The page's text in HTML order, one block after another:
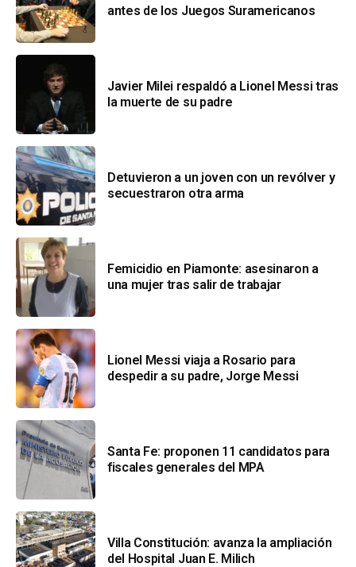
antes de los Juegos Suramericanos
Javier Milei respaldó a Lionel Messi tras
la muerte de su padre
Detuvieron a un joven con un revólver y
secuestraron otra arma
Femicidio en Piamonte: asesinaron a
una mujer tras salir de trabajar
Lionel Messi viaja a Rosario para
despedir a su padre, Jorge Messi
Santa Fe: proponen 11 candidatos para
fiscales generales del MPA
Villa Constitución: avanza la ampliación
del Hospital Juan E. Milich